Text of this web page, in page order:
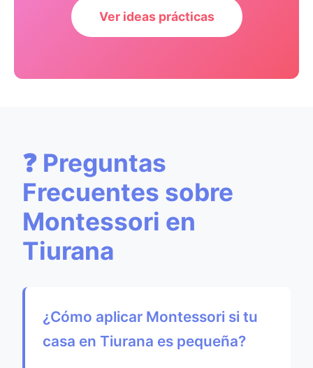
Ver ideas prácticas
❓ Preguntas
Frecuentes sobre
Montessori en
Tiurana
¿Cómo aplicar Montessori si tu
casa en Tiurana es pequeña?